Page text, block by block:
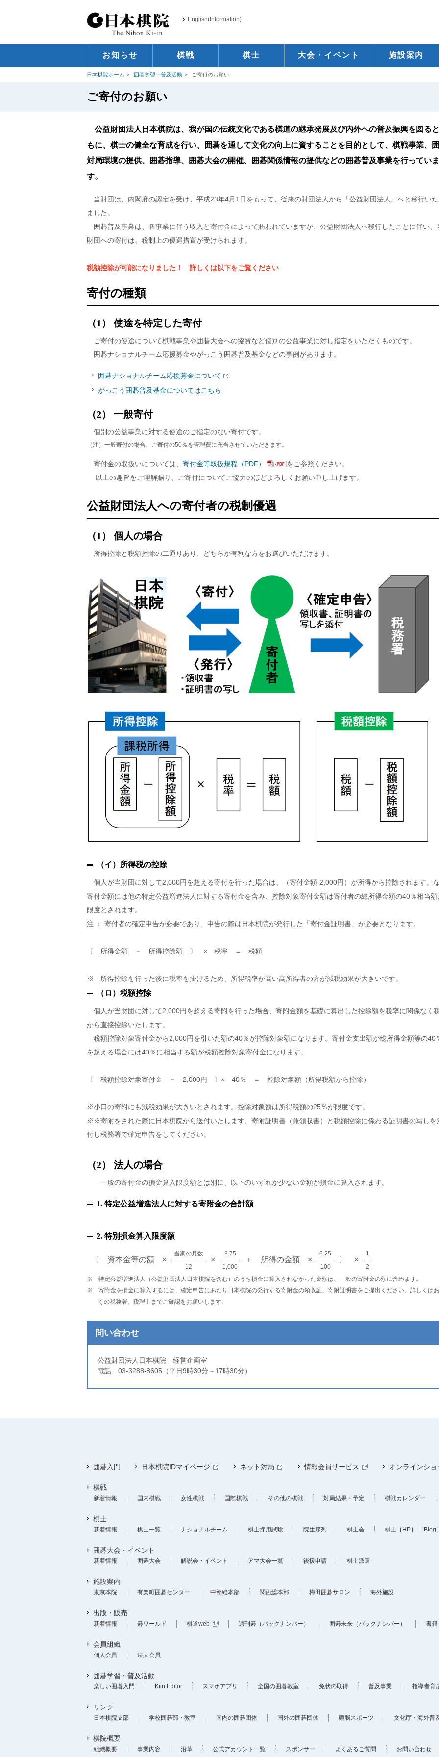
English(Information)
お知らせ 棋戦 棋士 大会・イベント 施設案内
日本棋院ホーム 囲碁学習・普及活動 ご寄付のお願い
ご寄付のお願い
公益財団法人日本棋院は、我が国の伝統文化である棋道の継承発展及び内外への普及振興を図る
もに、棋士の健全な育成を行い、囲碁を通して文化の向上に資することを目的として、棋戦事業、
対局環境の提供、囲碁指導、囲碁大会の開催、囲碁関係情報の提供などの囲碁普及事業を行っていま
す。
当財団は、内閣府の認定を受け、平成23年4月1日をもって、従来の財団法人から「公益財団法人」へと移行い
ました。
囲碁普及事業は、各事業に伴う収入と寄付金によって賄われていますが、公益財団法人へ移行したことに伴い、
財団への寄付は、税制上の優遇措置が受けられます。
税額控除が可能になりました！ 詳しくは以下をご覧ください
寄付の種類
（1） 使途を特定した寄付
ご寄付の使途について棋戦事業や囲碁大会への協賛など個別の公益事業に対し指定をいただくものです。
囲碁ナショナルチーム応援募金やがっこう囲碁普及基金などの事例があります。
囲碁ナショナルチーム応援募金について
がっこう囲碁普及基金についてはこちら
（2） 一般寄付
個別の公益事業に対する使途のご指定のない寄付です。
（注）一般寄付の場合、ご寄付の50％を管理費に充当させていただきます。
寄付金の取扱いについては、 寄付金等取扱規程（PDF）
をご参照ください。
以上の趣旨をご理解賜り、ご寄付についてご協力のほどよろしくお願い申し上げます。
公益財団法人への寄付者の税制優遇
（1） 個人の場合
所得控除と税額控除の二通りあり、どちらか有利な方をお選びいただけます。
（イ）所得税の控除
個人が当財団に対して2,000円を超える寄付を行った場合は、（寄付金額-2,000円）が所得から控除されます。
寄付金額には他の特定公益増進法人に対する寄付金を含み、控除対象寄付金額は寄付者の総所得金額の40％相当額
限度とされます。
注 ： 寄付者の確定申告が必要であり、申告の際は日本棋院が発行した「寄付金証明書」が必要となります。
〔 所得金額 － 所得控除額 〕 × 税率 ＝ 税額
※ 所得控除を行った後に税率を掛けるため、所得税率が高い高所得者の方が減税効果が大きいです。
（ロ）税額控除
個人が当財団に対して2,000円を超える寄附を行った場合、寄附金額を基礎に算出した控除額を税率に関係なく
から直接控除いたします。
税額控除対象寄付金から2,000円を引いた額の40％が控除対象額になります。寄付金支出額が総所得金額等の40
を超える場合には40％に相当する額が税額控除対象寄付金になります。
〔 税額控除対象寄付金 － 2,000円 〕× 40％ ＝ 控除対象額（所得税額から控除）
※小口の寄附にも減税効果が大きいとされます。控除対象額は所得税額の25％が限度です。
※※寄附をされた際に日本棋院から送付いたします、寄附証明書（兼領収書）と税額控除に係わる証明書の写しを
付し税務署で確定申告をしてください。
（2） 法人の場合
一般の寄付金の損金算入限度額とは別に、以下のいずれか少ない金額が損金に算入されます。
1. 特定公益増進法人に対する寄附金の合計額
2. 特別損金算入限度額
〔 資本金等の額 ×
当期の月数
×
3.75
＋ 所得の金額 ×
6.25
〕 ×
1
12
1,000 100 2
※ 特定公益増進法人（公益財団法人日本棋院を含む）のうち損金に算入されなかった金額は、一般の寄附金の額に含めます。
※ 寄附金を損金に算入するには、確定申告にあたり日本棋院の発行する寄附金の領収証、寄附証明書をご提出ください。詳しくは
くの税務署、税理士までご確認をお願いします。
問い合わせ
公益財団法人日本棋院 経営企画室
電話 03-3288-8605（平日9時30分～17時30分）
囲碁入門 日本棋院IDマイページ ネット対局 情報会員サービス オンラインショ
棋戦
新着情報 国内棋戦 女性棋戦 国際棋戦 その他の棋戦 対局結果・予定 棋戦カレンダー
棋士
新着情報 棋士一覧 ナショナルチーム 棋士採用試験 院生序列 棋士会 棋士 ［HP］ ［Blog
囲碁大会・イベント
新着情報 囲碁大会 解説会・イベント アマ大会一覧 後援申請 棋士派遣
施設案内
東京本院 有楽町囲碁センター 中部総本部 関西総本部 梅田囲碁サロン 海外施設
出版・販売
新着情報 碁ワールド 棋道web 週刊碁（バックナンバー） 囲碁未来（バックナンバー） 書籍
会員組織
個人会員 法人会員
囲碁学習・普及活動
楽しい囲碁入門 Kiin Editor スマホアプリ 全国の囲碁教室 免状の取得 普及事業 指導者育
リンク
日本棋院支部 学校囲碁部・教室 国内の囲碁団体 国外の囲碁団体 頭脳スポーツ 文化庁・海外普
棋院概要
組織概要 事業内容 沿革 公式アカウント一覧 スポンサー よくあるご質問 お問い合わせ